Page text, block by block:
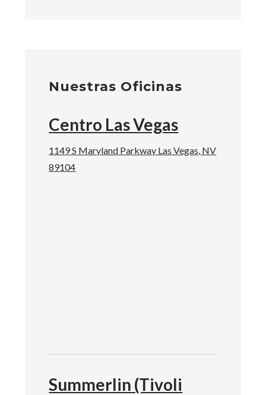
Nuestras Oficinas
Centro Las Vegas
1149 S Maryland Parkway Las Vegas, NV
89104
Summerlin (Tivoli